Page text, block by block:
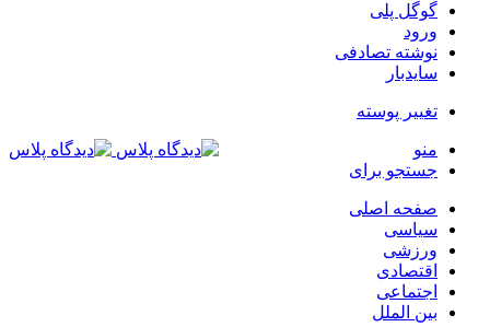
گوگل پلی
ورود
نوشته تصادفی
سایدبار
تغییر پوسته
منو
جستجو برای
صفحه اصلی
سیاسی
ورزشی
اقتصادی
اجتماعی
بین الملل